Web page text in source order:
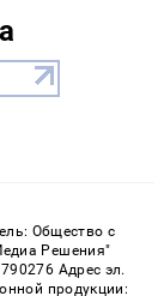
Общество с
Решения"
Адрес эл.
продукции: